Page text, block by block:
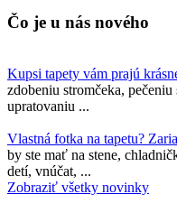
Čo je u nás nového
Kupsi tapety vám prajú
zdobeniu stromčeka,
upratovaniu ...
Vlastná fotka na tapetu?
by ste mať na stene,
detí, vnúčat, ...
Zobraziť všetky novinky